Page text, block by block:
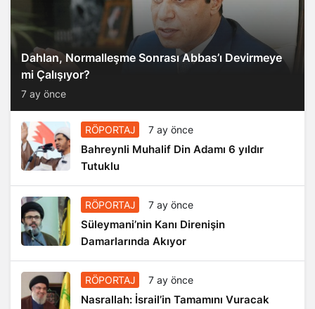
Dahlan, Normalleşme Sonrası Abbas’ı Devirmeye
mi Çalışıyor?
7 ay önce
RÖPORTAJ 7 ay önce
Bahreynli Muhalif Din Adamı 6 yıldır
Tutuklu
RÖPORTAJ 7 ay önce
Süleymani’nin Kanı Direnişin
Damarlarında Akıyor
RÖPORTAJ 7 ay önce
Nasrallah: İsrail’in Tamamını Vuracak